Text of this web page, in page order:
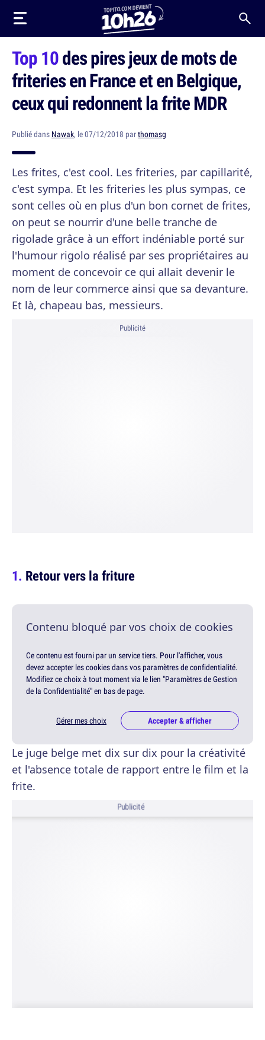
Top 10des pires jeux de mots de
friteries en France et en Belgique,
ceux qui redonnent la frite MDR
Publié dans Nawak, le 07/12/2018 parthomasg
Les frites, c'est cool. Les friteries, par capillarité,
c'est sympa. Et les friteries les plus sympas, ce
sont celles où en plus d'un bon cornet de frites,
on peut se nourrir d'une belle tranche de
rigolade grâce à un effort indéniable porté sur
l'humour rigolo réalisé par ses propriétaires au
moment de concevoir ce qui allait devenir le
nom de leur commerce ainsi que sa devanture.
Et là, chapeau bas, messieurs.
Publicité
Retour vers la friture
Contenu bloqué par vos choix de cookies
Ce contenu est fourni par un service tiers. Pour l'afficher, vous
devez accepter les cookies dans vos paramètres de confidentialité.
Modifiez ce choix à tout moment via le lien "Paramètres de Gestion
de la Confidentialité" en bas de page.
Gérer mes choix Accepter & afficher
Le juge belge met dix sur dix pour la créativité
et l'absence totale de rapport entre le film et la
frite.
Publicité